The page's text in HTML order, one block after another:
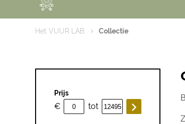
Het VUUR LAB. Collectie
Prijs
€ tot